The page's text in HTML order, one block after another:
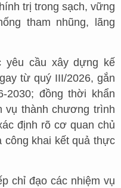
trị trong sạch, vững
tham nhũng, lãng
yêu cầu xây dựng kế
từ quý III/2026, gắn
2030; đồng thời khẩn
vụ thành chương trình
định rõ cơ quan chủ
khai kết quả thực
chỉ đạo các nhiệm vụ